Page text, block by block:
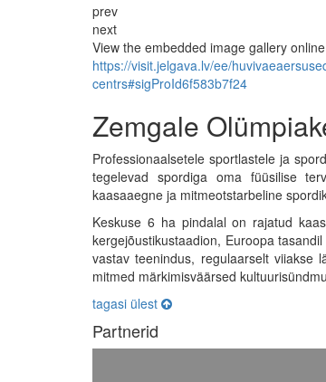
prev
next
View the embedded image gallery
https://visit.jelgava.lv/ee/
centrs#sigProId6f583b7f24
Zemgale
Professionaalsetele sportlastele ja
tegelevad spordiga oma füüsilise
kaasaaegne ja mitmeotstarbeline
Keskuse 6 ha pindalal on rajatud
kergejõustikustaadion, Euroopa
vastav teenindus, regulaarselt viiakse
mitmed märkimisväärsed
tagasi ülest
Partnerid